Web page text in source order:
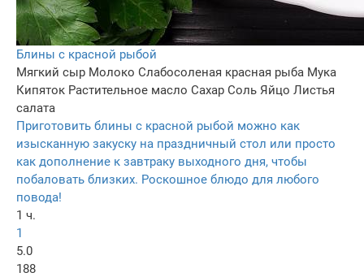
Блины с красной рыбой
Мягкий сыр Молоко Слабосоленая красная рыба Мука
Кипяток Растительное масло Сахар Соль Яйцо Листья
салата
Приготовить блины с красной рыбой можно как
изысканную закуску на праздничный стол или просто
как дополнение к завтраку выходного дня, чтобы
побаловать близких. Роскошное блюдо для любого
повода!
1 ч.
1
5.0
188